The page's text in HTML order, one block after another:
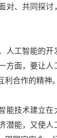
对、共同探
工智能的开
方面，要让
合作的精神。
技术建立在
潜能，又使